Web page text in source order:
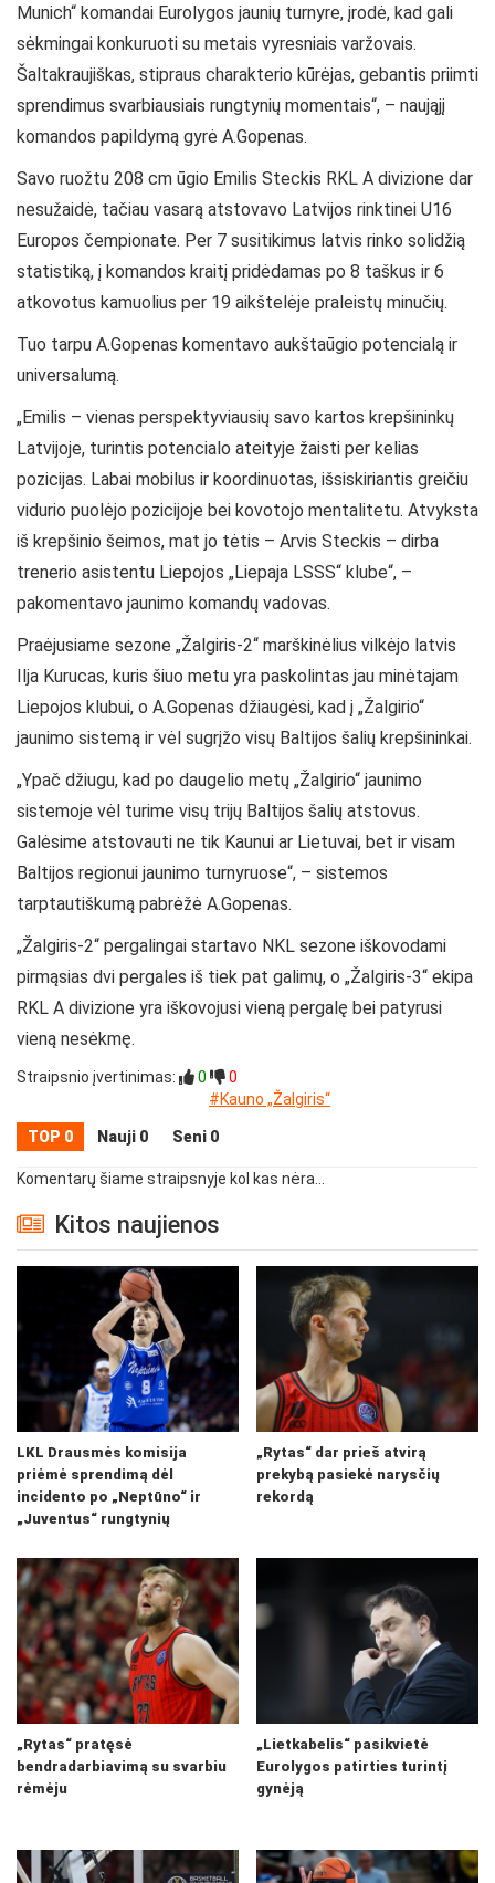
Munich“ komandai Eurolygos jaunių turnyre, įrodė, kad gali
sėkmingai konkuruoti su metais vyresniais varžovais.
Šaltakraujiškas, stipraus charakterio kūrėjas, gebantis priimti
sprendimus svarbiausiais rungtynių momentais“, – naująjį
komandos papildymą gyrė A.Gopenas.
Savo ruožtu 208 cm ūgio Emilis Steckis RKL A divizione dar
nesužaidė, tačiau vasarą atstovavo Latvijos rinktinei U16
Europos čempionate. Per 7 susitikimus latvis rinko solidžią
statistiką, į komandos kraitį pridėdamas po 8 taškus ir 6
atkovotus kamuolius per 19 aikštelėje praleistų minučių.
Tuo tarpu A.Gopenas komentavo aukštaūgio potencialą ir
universalumą.
„Emilis – vienas perspektyviausių savo kartos krepšininkų
Latvijoje, turintis potencialo ateityje žaisti per kelias
pozicijas. Labai mobilus ir koordinuotas, išsiskiriantis greičiu
vidurio puolėjo pozicijoje bei kovotojo mentalitetu. Atvyksta
iš krepšinio šeimos, mat jo tėtis – Arvis Steckis – dirba
trenerio asistentu Liepojos „Liepaja LSSS“ klube“, –
pakomentavo jaunimo komandų vadovas.
Praėjusiame sezone „Žalgiris-2“ marškinėlius vilkėjo latvis
Ilja Kurucas, kuris šiuo metu yra paskolintas jau minėtajam
Liepojos klubui, o A.Gopenas džiaugėsi, kad į „Žalgirio“
jaunimo sistemą ir vėl sugrįžo visų Baltijos šalių krepšininkai.
„Ypač džiugu, kad po daugelio metų „Žalgirio“ jaunimo
sistemoje vėl turime visų trijų Baltijos šalių atstovus.
Galėsime atstovauti ne tik Kaunui ar Lietuvai, bet ir visam
Baltijos regionui jaunimo turnyruose“, – sistemos
tarptautiškumą pabrėžė A.Gopenas.
„Žalgiris-2“ pergalingai startavo NKL sezone iškovodami
pirmąsias dvi pergales iš tiek pat galimų, o „Žalgiris-3“ ekipa
RKL A divizione yra iškovojusi vieną pergalę bei patyrusi
vieną nesėkmę.
Straipsnio įvertinimas: 0
0
#Kauno „Žalgiris“
TOP 0 Nauji 0 Seni 0
Komentarų šiame straipsnyje kol kas nėra...
Kitos naujienos
LKL Drausmės komisija
priėmė sprendimą dėl
incidento po „Neptūno“ ir
„Juventus“ rungtynių
„Rytas“ dar prieš atvirą
prekybą pasiekė narysčių
rekordą
„Rytas“ pratęsė
bendradarbiavimą su svarbiu
rėmėju
„Lietkabelis“ pasikvietė
Eurolygos patirties turintį
gynėją